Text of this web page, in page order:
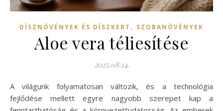
DÍSZNÖVÉNYEK ÉS DÍSZKERT , SZOBANÖVÉNYEK
Aloe vera téliesítése
2025.08.14.
A világunk folyamatosan változik, és a technológia
fejlődése mellett egyre nagyobb szerepet kap a